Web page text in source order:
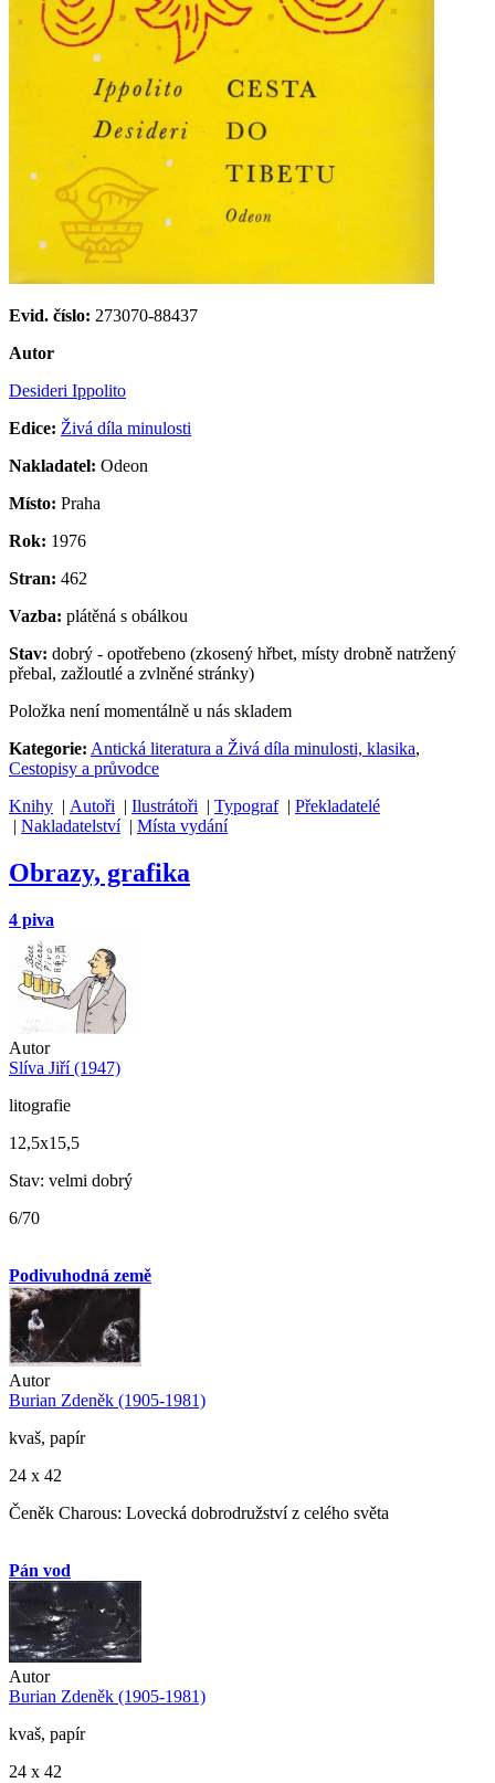
Evid. číslo: 273070-88437
Autor
Desideri Ippolito
Edice: Živá díla minulosti
Nakladatel: Odeon
Místo: Praha
Rok: 1976
Stran: 462
Vazba: plátěná s obálkou
Stav: dobrý - opotřebeno (zkosený hřbet, místy drobně natržený
přebal, zažloutlé a zvlněné stránky)
Položka není momentálně u nás skladem
Kategorie: Antická literatura a Živá díla minulosti, klasika,
Cestopisy a průvodce
Knihy | Autoři | Ilustrátoři | Typograf| Překladatelé
| Nakladatelství| Místa vydání
Obrazy, grafika
4 piva
Autor
Slíva Jiří (1947)
litografie
12,5x15,5
Stav: velmi dobrý
6/70
Podivuhodná země
Autor
Burian Zdeněk (1905-1981)
kvaš, papír
24 x 42
Čeněk Charous: Lovecká dobrodružství z celého světa
Pán vod
Autor
Burian Zdeněk (1905-1981)
kvaš, papír
24 x 42